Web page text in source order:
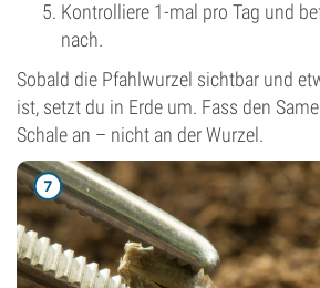
Kontrolliere 1-mal pro Tag und
nach.
Sobald die Pfahlwurzel sichtbar und
ist, setzt du in Erde um. Fass den
Schale an – nicht an der Wurzel.